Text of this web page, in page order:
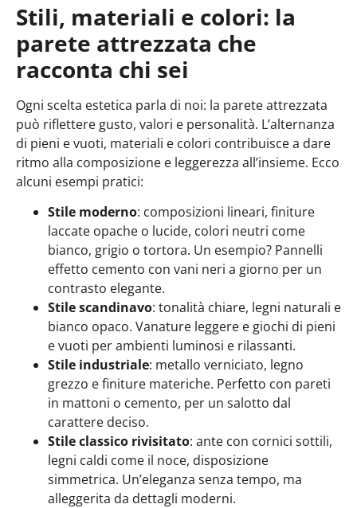
Stili, materiali e colori: la
parete attrezzata che
racconta chi sei
Ogni scelta estetica parla di noi: la parete attrezzata
può riflettere gusto, valori e personalità. L’alternanza
di pieni e vuoti, materiali e colori contribuisce a dare
ritmo alla composizione e leggerezza all’insieme. Ecco
alcuni esempi pratici:
Stile moderno: composizioni lineari, finiture
laccate opache o lucide, colori neutri come
bianco, grigio o tortora. Un esempio? Pannelli
effetto cemento con vani neri a giorno per un
contrasto elegante.
Stile scandinavo: tonalità chiare, legni naturali e
bianco opaco. Vanature leggere e giochi di pieni
e vuoti per ambienti luminosi e rilassanti.
Stile industriale: metallo verniciato, legno
grezzo e finiture materiche. Perfetto con pareti
in mattoni o cemento, per un salotto dal
carattere deciso.
Stile classico rivisitato: ante con cornici sottili,
legni caldi come il noce, disposizione
simmetrica. Un’eleganza senza tempo, ma
alleggerita da dettagli moderni.